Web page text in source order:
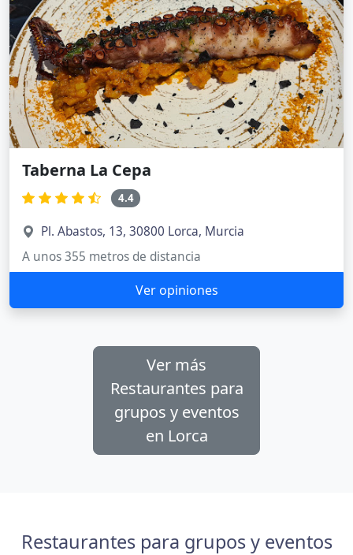
Taberna La Cepa
4.4
Pl. Abastos, 13, 30800 Lorca, Murcia
A unos 355 metros de distancia
Ver opiniones
Ver más
Restaurantes para
grupos y eventos
en Lorca
Restaurantes para grupos y eventos